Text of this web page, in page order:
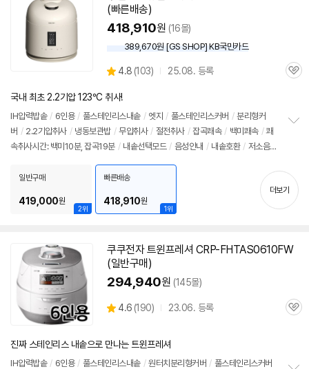
(빠른배송)
418,910원 (16몰)
389,670원 [GS SHOP] KB국민카드
별
점
4.8 (상
뷰
103) 25.08. 등록
관
국내 최초 2.2기압 123°C 취사!
IH압력밥솥 / 6인용 / 풀스테인리스내솥 / 엣지 / 풀스테인리스커버 / 분리형커
버 / 2.2기압취사 / 냉동보관밥 / 무압취사 / 절전취사 / 잡곡쾌속 / 백미쾌속 / 쾌
속취사시간: 백미10분, 잡곡19분 / 내솥선택모드 / 음성안내 / 내솥호환 / 저소음압
절전 / 에너지: 1등급 무게: 7.1kg / 써모가드
크기(가로x세
기
2위
일반구매
419,000원
1위
빠른배송
418,910원
더보기
쿠쿠전자 트윈프레셔 CRP-FHTAS0610FW
(일반구매)
294,940원 (145몰)
별
4.6 (상
190) 23.06. 등록
관
진짜 스테인리스 내솥으로 만나는 트윈프레셔
IH압력밥솥 / 6인용 / 풀스테인리스내솥 / 원터치분리형커버 / 풀스테인리스커버